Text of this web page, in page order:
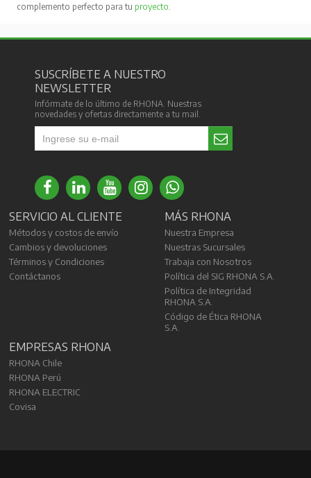
complemento perfecto para tu proyecto
SUSCRÍBETE A NUESTRO
NEWSLETTER
Infórmate de lo último de RHONA. Nuestras
novedades y ofertas directamente a tu mail.
SERVICIO AL CLIENTE
Métodos y costos de envío
Cambios y devoluciones
Términos y Condiciones
Contáctanos
MÁS RHONA
Nuestra Empresa
Nuestras Sucursales
Trabaja con Nosotros
Política del SIG RHONA S.A.
Política de Integridad
RHONA S.A.
Código de Ética RHONA
S.A.
EMPRESAS RHONA
RHONA Chile
RHONA Perú
RHONA ELECTRIC
Covisa